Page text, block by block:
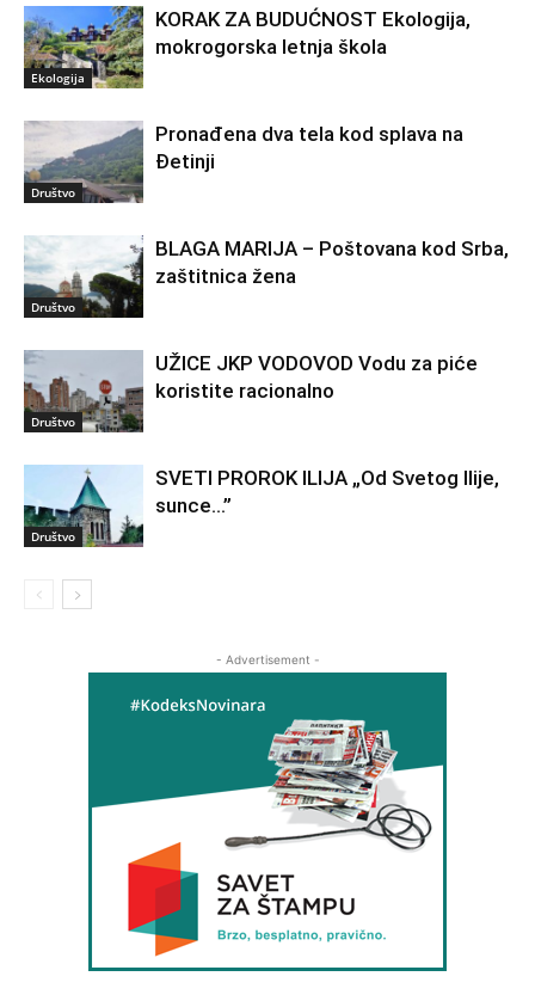
Ekologija
KORAK ZA BUDUĆNOST Ekologija,
mokrogorska letnja škola
Društvo
Pronađena dva tela kod splava na
Đetinji
Društvo
BLAGA MARIJA – Poštovana kod Srba,
zaštitnica žena
Društvo
UŽICE JKP VODOVOD Vodu za piće
koristite racionalno
Društvo
SVETI PROROK ILIJA „Od Svetog Ilije,
sunce…”
- Advertisement -